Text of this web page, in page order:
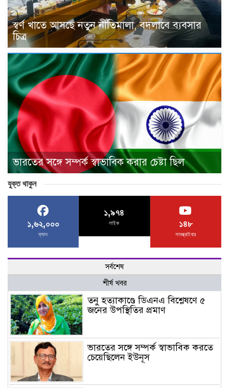
স্বর্ণ খাতে আসছে নতুন নীতিমালা, বদলাবে ব্যবসার
চিত্র
ভারতের সঙ্গে সম্পর্ক স্বাভাবিক করার চেষ্টা ছিল
যুক্ত থাকুন
১,৬২,০০০
ফ্যান
১,৯৭৪
লাইক ১৪৮
সাবস্ক্রাইবার
সর্বশেষ
শীর্ষ খবর
তনু হত্যাকাণ্ডে ডিএনএ বিশ্লেষণে ৫
জনের উপস্থিতির প্রমাণ
ভারতের সঙ্গে সম্পর্ক স্বাভাবিক করতে
চেয়েছিলেন ইউনূস